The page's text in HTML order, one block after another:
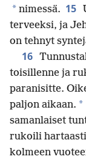
* nimessä. 15
terveeksi, ja
on tehnyt
16
toisillenne ja
paranisitte.
paljon aikaan. *
samanlaiset
rukoili
kolmeen